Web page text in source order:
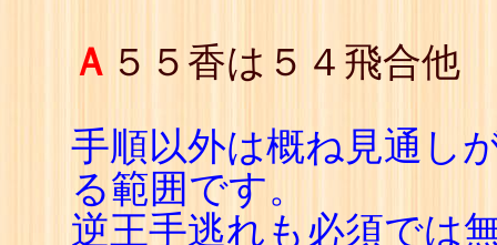
Ａ ５５香は５４飛合他
手順以外は概ね見通し
る範囲です。
逆王手逃れも必須では